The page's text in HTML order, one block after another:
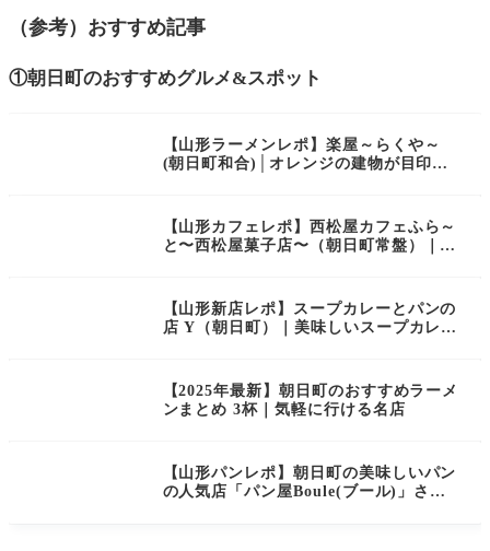
（参考）おすすめ記事
①朝日町のおすすめグルメ&スポット
【山形ラーメンレポ】楽屋～らくや～
(朝日町和合)│オレンジの建物が目印！
【山形カフェレポ】西松屋カフェふら～
と〜西松屋菓子店〜（朝日町常盤）｜老
【山形新店レポ】スープカレーとパンの
店 Y（朝日町）｜美味しいスープカレー
【2025年最新】朝日町のおすすめラーメ
ンまとめ 3杯｜気軽に行ける名店
【山形パンレポ】朝日町の美味しいパン
の人気店「パン屋Boule(ブール)」さん